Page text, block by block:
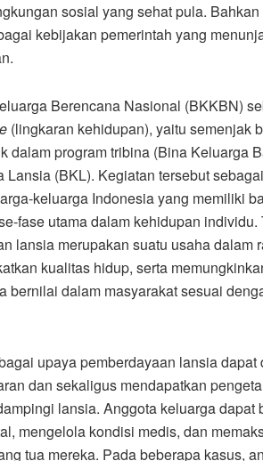
sosial yang sehat pula.
kebijakan pemerintah yang
Berencana Nasional (BKKBN)
(lingkaran kehidupan), yaitu semenjak
dalam program tribina (Bina Keluarga
Lansia (BKL). Kegiatan tersebut
keluarga Indonesia yang memiliki
fase utama dalam kehidupan
lansia merupakan suatu usaha dalam
kualitas hidup, serta
bernilai dalam masyarakat sesuai
upaya pemberdayaan lansia
dan sekaligus mendapatkan
lansia. Anggota keluarga
mengelola kondisi medis, dan
tua mereka. Pada beberapa kasus,